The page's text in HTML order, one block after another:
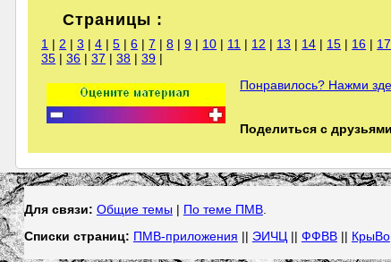
Страницы :
1 | 2 |3 |4 |5 |6 |7 |8 |9 | 10 | 11 | 12 | 13 | 14 | 15 | 16 | 17
35 |36 |37 |38 |39 |
Понравилось? Нажми
Поделиться с
Для связи: Общие темы | По теме ПМВ.
Списки страниц: ПМВ-приложения || ЭИЧЦ || ФФВВ|| КрыВо